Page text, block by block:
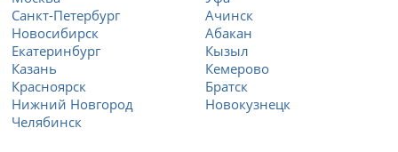
Санкт-Петербург
Новосибирск
Екатеринбург
Казань
Красноярск
Нижний Новгород
Челябинск
Ачинск
Абакан
Кызыл
Кемерово
Братск
Новокузнецк